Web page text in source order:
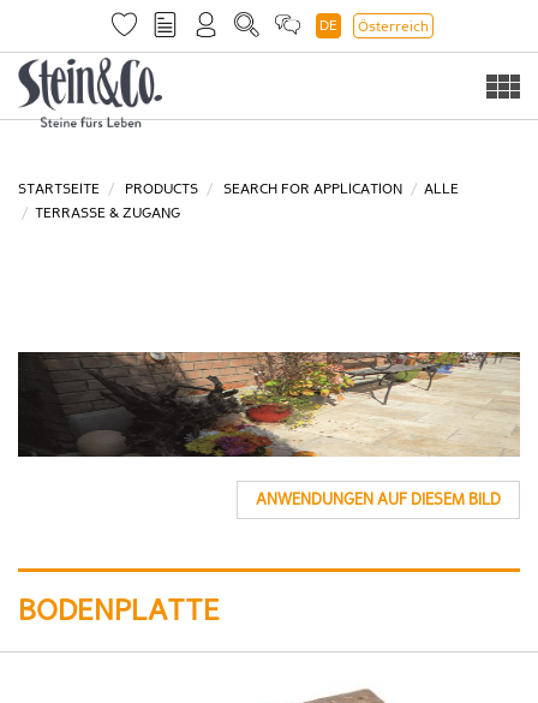
DE Österreich
STARTSEITE PRODUCTS SEARCH FOR APPLICATION
ALLE
TERRASSE & ZUGANG
ANWENDUNGEN AUF DIESEM BILD
BODENPLATTE